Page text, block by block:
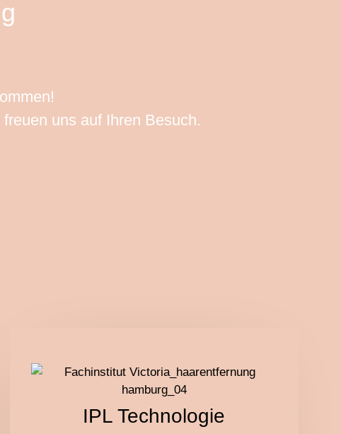
uns auf Ihren Besuch.
IPL Technologie